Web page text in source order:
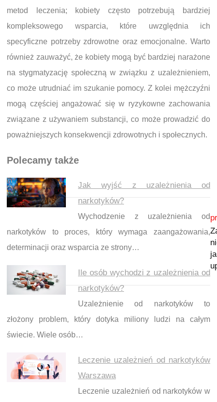
metod leczenia; kobiety często potrzebują bardziej
kompleksowego wsparcia, które uwzględnia ich
specyficzne potrzeby zdrowotne oraz emocjonalne. Warto
również zauważyć, że kobiety mogą być bardziej narażone
na stygmatyzację społeczną w związku z uzależnieniem,
co może utrudniać im szukanie pomocy. Z kolei mężczyźni
mogą częściej angażować się w ryzykowne zachowania
związane z używaniem substancji, co może prowadzić do
poważniejszych konsekwencji zdrowotnych i społecznych.
Polecamy także
Jak wyjść z uzależnienia od
narkotyków?
Wychodzenie z uzależnienia od
narkotyków to proces, który wymaga zaangażowania,
determinacji oraz wsparcia ze strony…
Ile osób wychodzi z uzależnienia od
narkotyków?
Uzależnienie od narkotyków to
złożony problem, który dotyka miliony ludzi na całym
świecie. Wiele osób…
Leczenie uzależnień od narkotyków
Warszawa
Leczenie uzależnień od narkotyków w
Nawigacja wpisu